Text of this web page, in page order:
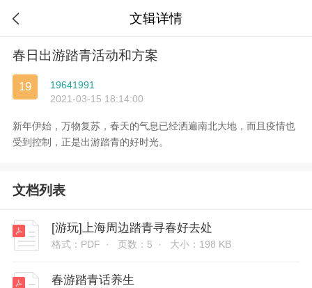
 文辑详情
春日出游踏青活动和方案
19
19641991
2021-03-15 18:14:00
新年伊始，万物复苏，春天的气息已经洒遍南北大地，而且疫情也
受到控制，正是出游踏青的好时光。
文档列表
[游玩]上海周边踏青寻春好去处
格式：PDF · 页数：5 · 大小：198 KB
春游踏青话养生